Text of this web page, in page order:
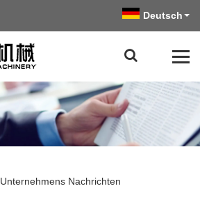
Deutsch
Unternehmens Nachrichten